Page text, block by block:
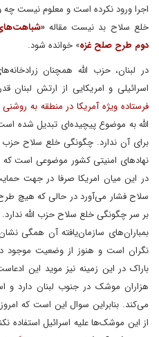
اجرا ورود نکرده است و معلوم نیست
خلع سلاح بد نیست مقاله«
دوم طرح صلح غزه» خوانده شود.
در لبنان، حزب الله همچنان
اسرائیلی و امریکایی از ارتش لبنان
فرستاده ویژه آمریکا در منطقه به
الله به موضوع پیچیده‌ای تبدیل شده
برای آن ندارد. چگونگی خلع سلاح حزب
نهادهای امنیتی کشور موضوعی است
در این میان امریکا صرفا در جهت
سلاح فشار می‌آورد در حالی که هیچ
بر سر چگونگی خلع سلاح حزب الله ندارد.
بمباران‌های سازمان‌یافته آن همگی
نگران است و هنوز از وضعیت موجود
باراک در این زمینه نیز موید این
هزاران موشک در جنوب لبنان دارد
می‌کند. بنابراین سوال این است که